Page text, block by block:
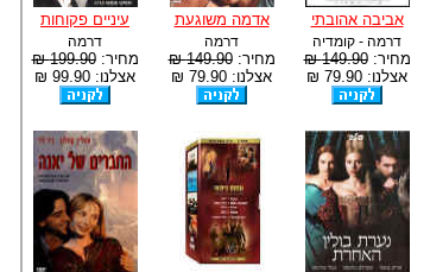
אביבה אהובתי
דרמה - קומדיה
מחיר:149.90 ₪
אצלנו: 79.90 ₪
אדמה משוגעת
דרמה
מחיר:149.90 ₪
אצלנו: 79.90 ₪
עיניים פקוחות
דרמה
מחיר:199.90 ₪
אצלנו: 99.90 ₪